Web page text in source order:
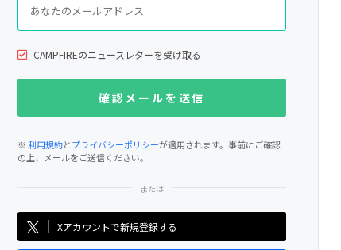
ゲーム・サービス開発
書籍・雑誌出版 アニメ・漫画
ソーシャルグッド ビューティー・ヘルスケア
CAMPFIREのニュースレターを受け取る
※利用規約とプライバシーポリシーが適用されます。事前にご確認
の上、メールをご送信ください。
Xアカウントで新規登録する